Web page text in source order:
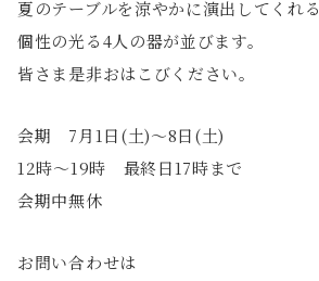
夏のテーブルを涼やかに演出してくれる
個性の光る4人の器が並びます。
皆さま是非おはこびください。
会期 7月1日(土)〜8日(土)
12時～19時 最終日17時まで
会期中無休
お問い合わせは